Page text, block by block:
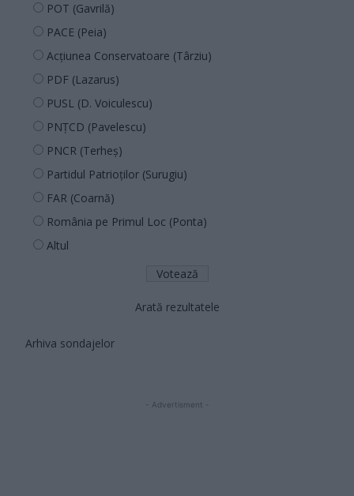
POT (Gavrilă)
PACE (Peia)
Acțiunea Conservatoare (Târziu)
PDF (Lazarus)
PUSL (D. Voiculescu)
PNȚCD (Pavelescu)
PNCR (Terheș)
Partidul Patrioților (Surugiu)
FAR (Coarnă)
România pe Primul Loc (Ponta)
Altul
Arată rezultatele
Arhiva sondajelor
- Advertisment -